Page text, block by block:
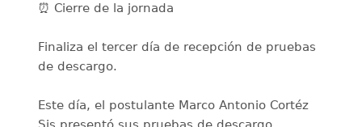
⏰ Cierre de la jornada
Finaliza el tercer día de recepción de pruebas
de descargo.
Este día, el postulante Marco Antonio Cortéz